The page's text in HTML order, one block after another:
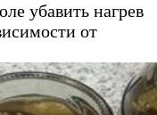
убавить нагрев
от